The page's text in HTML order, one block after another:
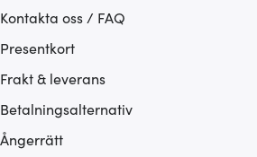
Kontakta oss / FAQ
Presentkort
Frakt & leverans
Betalningsalternativ
Ångerrätt